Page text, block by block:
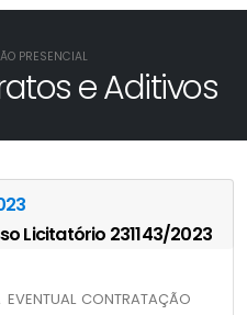
PRESENCIAL
e Aditivos
Licitatório 231143/2023
CONTRATAÇÃO